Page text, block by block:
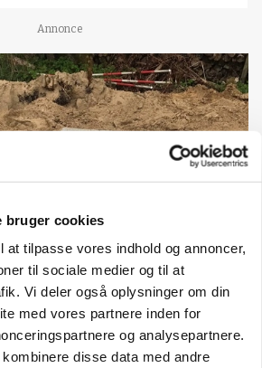
bruger cookies
at tilpasse vores indhold og annoncer,
til sociale medier og til at
Vi deler også oplysninger om din
med vores partnere inden for
og analysepartnere.
disse data med andre
Annonce
Byggeriet kan åbne nyt